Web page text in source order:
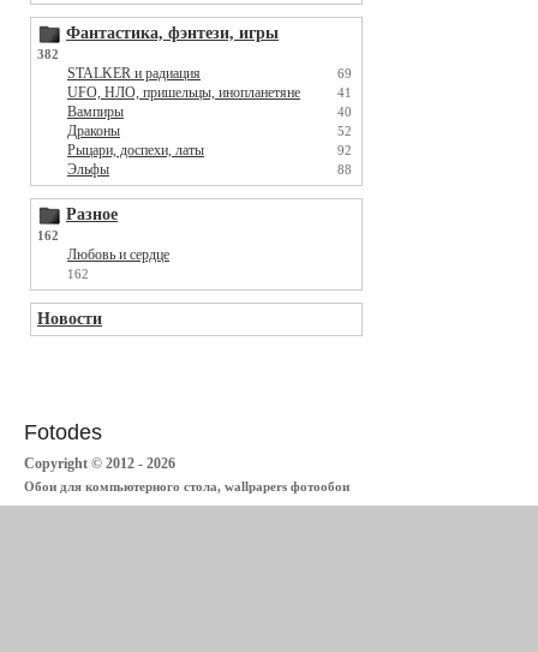
Фантастика, фэнтези, игры
382
STALKER и радиация 69
UFO, НЛО, пришельцы, инопланетяне 41
Вампиры 40
Драконы 52
Рыцари, доспехи, латы 92
Эльфы 88
Разное
162
Любовь и сердце
162
Новости
Fotodes
Copyright © 2012 - 2026
Обои для компьютерного стола, wallpapers фотообои